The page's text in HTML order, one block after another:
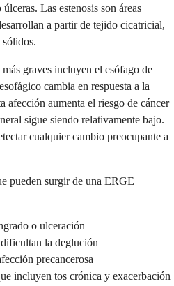
Las estenosis son áreas
a partir de tejido cicatricial,
graves incluyen el esófago de
cambia en respuesta a la
afección aumenta el riesgo de cáncer
sigue siendo relativamente bajo.
cualquier cambio preocupante a
pueden surgir de una ERGE
o ulceración
la deglución
precancerosa
incluyen tos crónica y exacerbación